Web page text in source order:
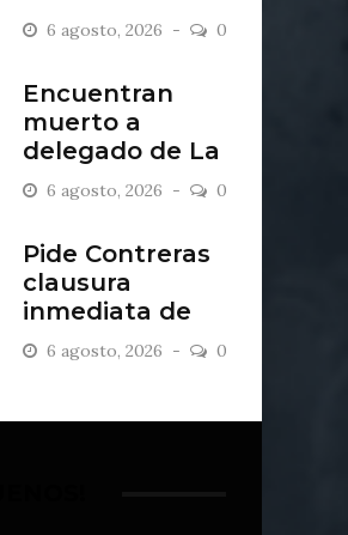
2027
6 agosto, 2026 0
Encuentran
muerto a
delegado de La
Sandía
6 agosto, 2026 0
Pide Contreras
clausura
inmediata de
escombrera “Los
Lopez”
6 agosto, 2026 0